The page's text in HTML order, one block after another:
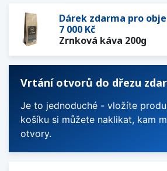
Dárek zdarma pro
7 000 Kč
Zrnková káva 200g
Vrtání otvorů do dřezu
Je to jednoduché - vložíte
košíku si můžete naklikat, kam
otvory.